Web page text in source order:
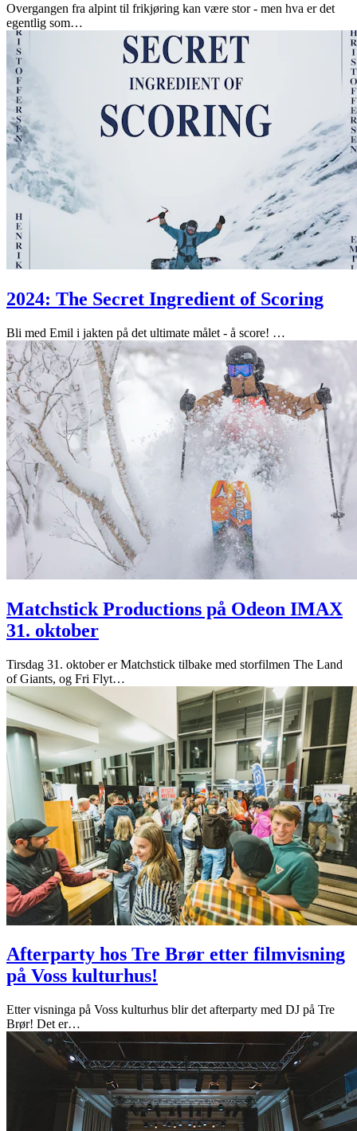
Overgangen fra alpint til frikjøring kan være stor - men hva er det
egentlig som…
2024: The Secret Ingredient of Scoring
Bli med Emil i jakten på det ultimate målet - å score! …
Matchstick Productions på Odeon IMAX
31. oktober
Tirsdag 31. oktober er Matchstick tilbake med storfilmen The Land
of Giants, og Fri Flyt…
Afterparty hos Tre Brør etter filmvisning
på Voss kulturhus!
Etter visninga på Voss kulturhus blir det afterparty med DJ på Tre
Brør! Det er…